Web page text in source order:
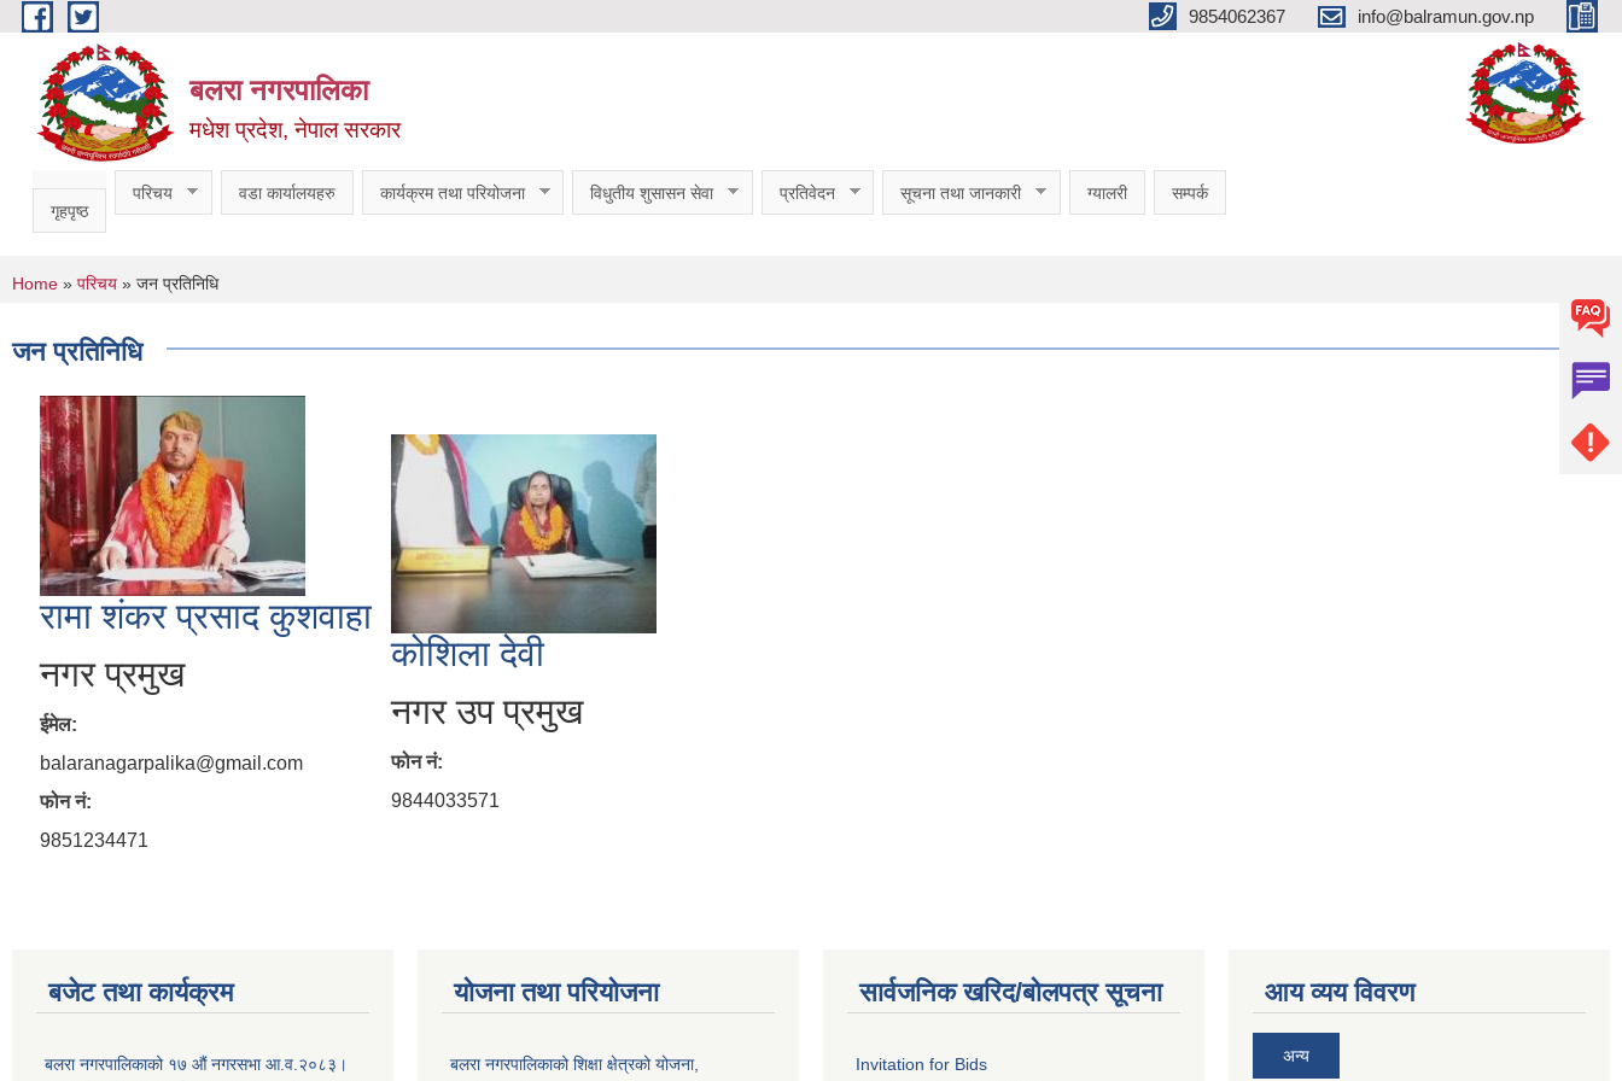
Skip to main content 9854062367 info@balramun.gov.np
बलरा नगरपालिका
मधेश प्रदेश, नेपाल सरकार
गृहपृष्ठ
परिचय वडा कार्यालयहरु कार्यक्रम तथा परियोजना विधुतीय शुसासन सेवा प्रतिवेदन सूचना तथा जानकारी ग्यालरी सम्पर्क
You are here
Home » परिचय » जन प्रतिनिधि
जन प्रतिनिधि
रामा शंकर प्रसाद कुशवाहा
नगर प्रमुख
ईमेल:
balaranagarpalika@gmail.com
फोन नं:
9851234471
कोशिला देवी
नगर उप प्रमुख
फोन नं:
9844033571
बजेट तथा कार्यक्रम
बलरा नगरपालिकाको १७ औं नगरसभा आ.व.२०८३।
योजना तथा परियोजना
बलरा नगरपालिकाको शिक्षा क्षेत्रको योजना,
सार्वजनिक खरिद/बोलपत्र सूचना
Invitation for Bids
आय व्यय विवरण
अन्य